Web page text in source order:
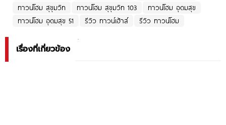
ทาวน์โฮม สุขุมวิท
ทาวน์โฮม สุขุมวิท 103
ทาวน์โฮม อุดมสุข
ทาวน์โฮม อุดมสุข 51
รีวิว ทาวน์เฮ้าส์ รีวิว ทาวน์โฮม
เรื่องที่เกี่ยวข้อง